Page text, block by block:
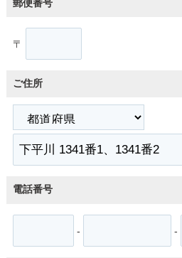
郵便番号
〒
ご住所
電話番号
- -